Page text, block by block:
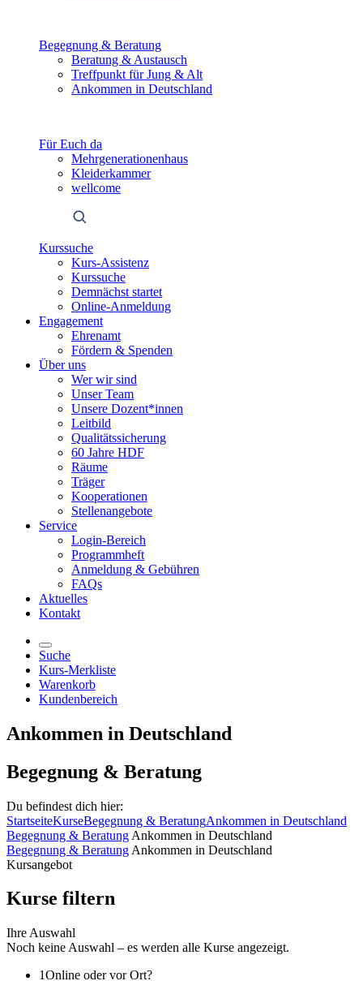
Begegnung & Beratung
Beratung & Austausch
Treffpunkt für Jung & Alt
Ankommen in Deutschland
Für Euch da
Mehrgenerationenhaus
Kleiderkammer
wellcome
Kurssuche
Kurs-Assistenz
Kurssuche
Demnächst startet
Online-Anmeldung
Engagement
Ehrenamt
Fördern & Spenden
Über uns
Wer wir sind
Unser Team
Unsere Dozent*innen
Leitbild
Qualitätssicherung
60 Jahre HDF
Räume
Träger
Kooperationen
Stellenangebote
Service
Login-Bereich
Programmheft
Anmeldung & Gebühren
FAQs
Aktuelles
Kontakt
Suche
Kurs-Merkliste
Warenkorb
Kundenbereich
Ankommen in Deutschland
Begegnung & Beratung
Du befindest dich hier:
StartseiteKurseBegegnung & BeratungAnkommen in Deutschland
Begegnung & Beratung Ankommen in Deutschland
Begegnung & Beratung Ankommen in Deutschland
Kursangebot
Kurse filtern
Ihre Auswahl
Noch keine Auswahl – es werden alle Kurse angezeigt.
1Online oder vor Ort?